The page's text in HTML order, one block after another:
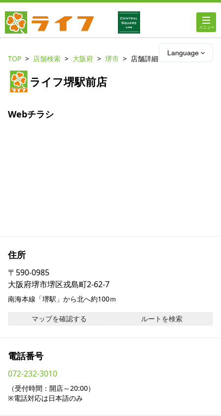
Language
店舗・チラシ情報
Contact us in English
TOP 店舗検索 大阪府 堺市 店舗詳細
ライフ堺駅前店
Webチラシ
住所
〒 590-0985
大阪府堺市堺区戎島町2-62-7
南海本線「堺駅」から北へ約100ｍ
マップを確認する ルートを検索
電話番号
072-232-3010
（受付時間：開店～20:00）
※電話対応は日本語のみ